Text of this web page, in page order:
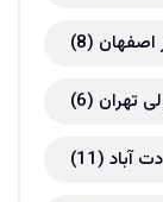
اصفهان (8)
تهران (6)
آباد (11)